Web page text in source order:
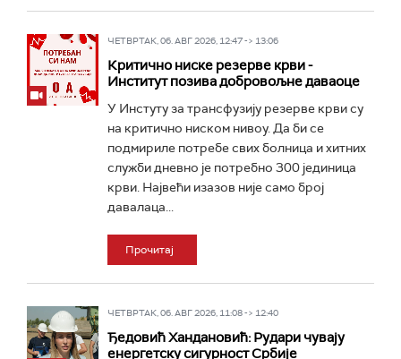
ЧЕТВРТАК, 06. АВГ 2026, 12:47 -> 13:06
Критично ниске резерве крви -
Институт позива добровољне даваоце
У Инстуту за трансфузију резерве крви су
на критично ниском нивоу. Да би се
подмириле потребе свих болница и хитних
служби дневно је потребно 300 јединица
крви. Највећи изазов није само број
давалаца...
Прочитај
ЧЕТВРТАК, 06. АВГ 2026, 11:08 -> 12:40
Ђедовић Хандановић: Рудари чувају
енергетску сигурност Србије